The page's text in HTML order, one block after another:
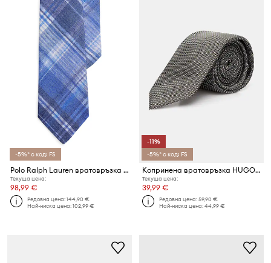
-5%* с код: FS
Polo Ralph Lauren вратовръзка мъжка от лен
Текуща цена:
98,99 €
Редовна цена:144,90 €
Най-ниска цена:102,99 €
-11%
-5%* с код: FS
Копринена вратовръзка HUGO Tie cm 6
Текуща цена:
39,99 €
Редовна цена:59,90 €
Най-ниска цена:44,99 €